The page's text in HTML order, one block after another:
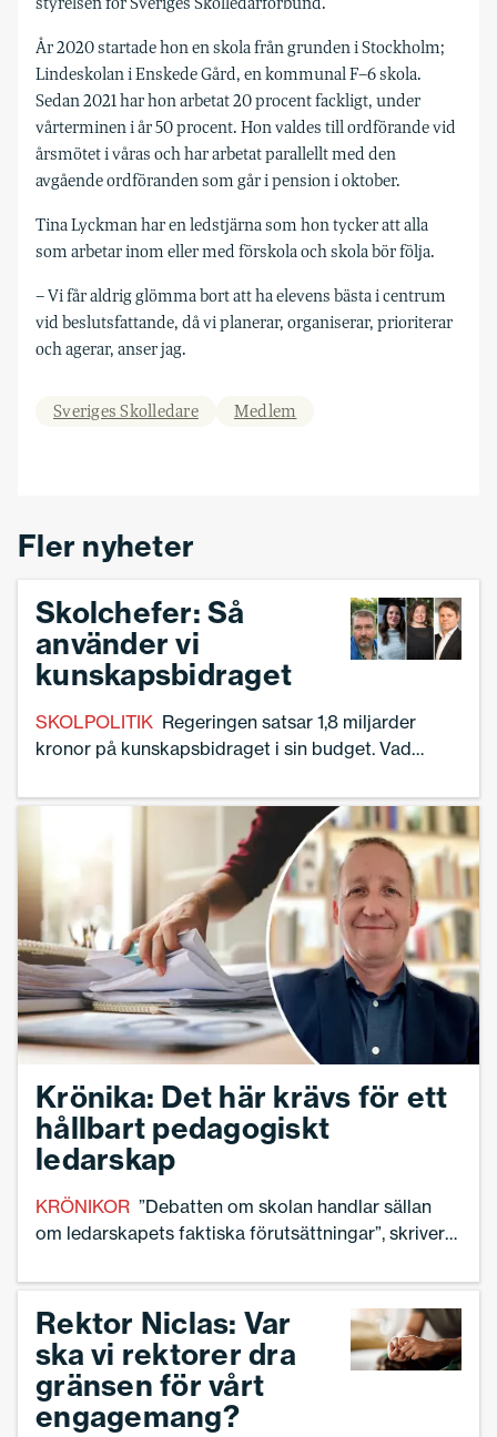
År 2020 startade hon en skola från grunden i Stockholm;
Lindeskolan i Enskede Gård, en kommunal F–6 skola.
Sedan 2021 har hon arbetat 20 procent fackligt, under
vårterminen i år 50 procent. Hon valdes till ordförande vid
årsmötet i våras och har arbetat parallellt med den
avgående ordföranden som går i pension i oktober.
Tina Lyckman har en ledstjärna som hon tycker att alla
som arbetar inom eller med förskola och skola bör följa.
– Vi får aldrig glömma bort att ha elevens bästa i centrum
vid beslutsfattande, då vi planerar, organiserar, prioriterar
och agerar, anser jag.
Sveriges Skolledare Medlem
Fler nyheter
Skolchefer: Så
använder vi
kunskapsbidraget
SKOLPOLITIK Regeringen satsar 1,8 miljarder
kronor på kunskapsbidraget i sin budget. Vad
Skolledaren har frågat fem skolansvariga i
Huddinge, Jönköping, Luleå, Botkyrka och Umeå.
Krönika: Det här krävs för ett
hållbart pedagogiskt
ledarskap
KRÖNIKOR ”Debatten om skolan handlar sällan
om ledarskapets faktiska förutsättningar”, skriver
Rektor Niclas: Var
ska vi rektorer dra
gränsen för vårt
engagemang?